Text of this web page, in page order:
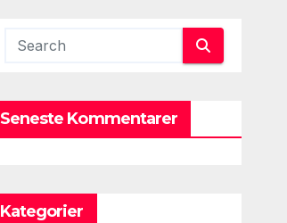
Seneste Kommentarer
Kategorier